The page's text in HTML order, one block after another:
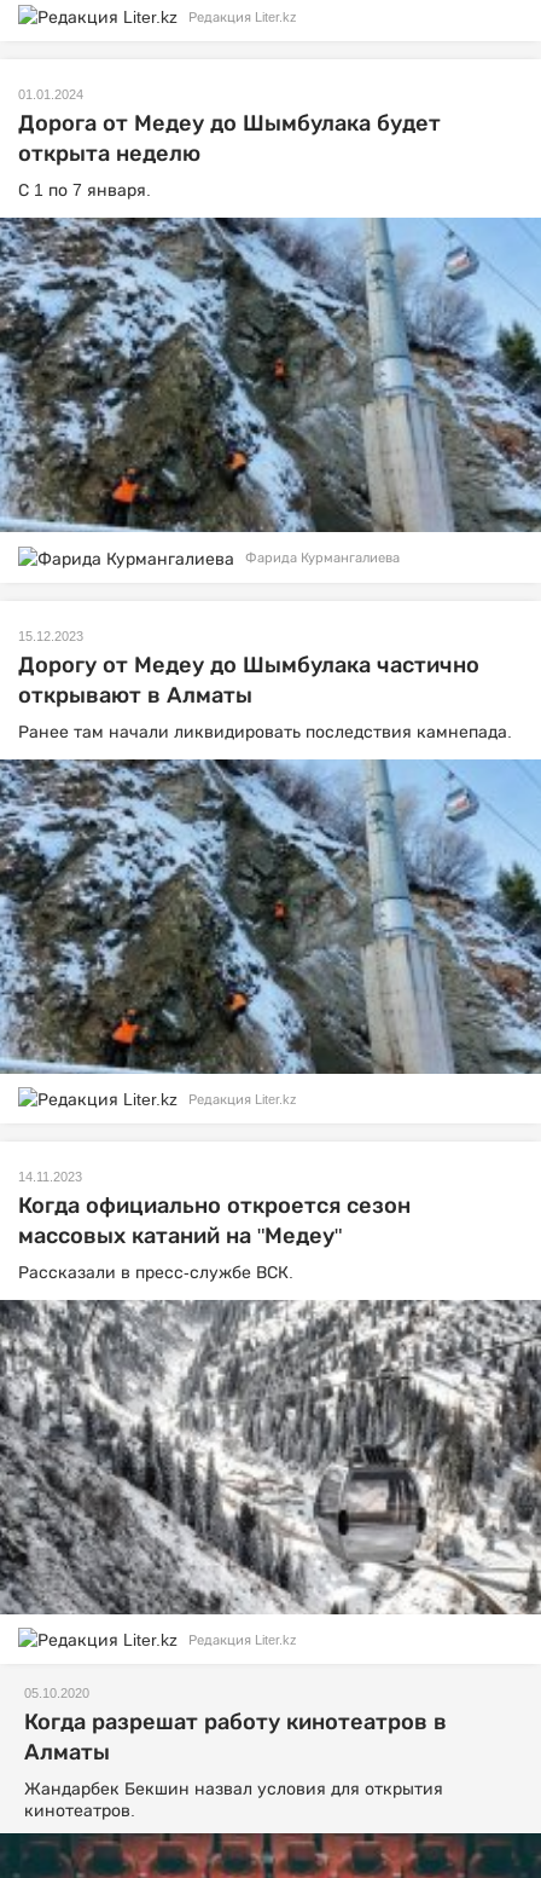
Редакция Liter.kz
01.01.2024
Дорога от Медеу до Шымбулака будет
открыта неделю
С 1 по 7 января.
Фарида Курмангалиева
15.12.2023
Дорогу от Медеу до Шымбулака частично
открывают в Алматы
Ранее там начали ликвидировать последствия камнепада.
Редакция Liter.kz
14.11.2023
Когда официально откроется сезон
массовых катаний на "Медеу"
Рассказали в пресс-службе ВСК.
Редакция Liter.kz
05.10.2020
Когда разрешат работу кинотеатров в
Алматы
Жандарбек Бекшин назвал условия для открытия
кинотеатров.